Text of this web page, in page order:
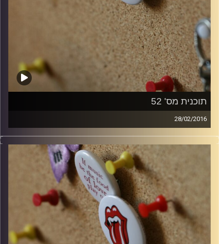
תוכנית מס' 52
28/02/2016
קלאסיקות רוק עם אורן הוף.
włodi